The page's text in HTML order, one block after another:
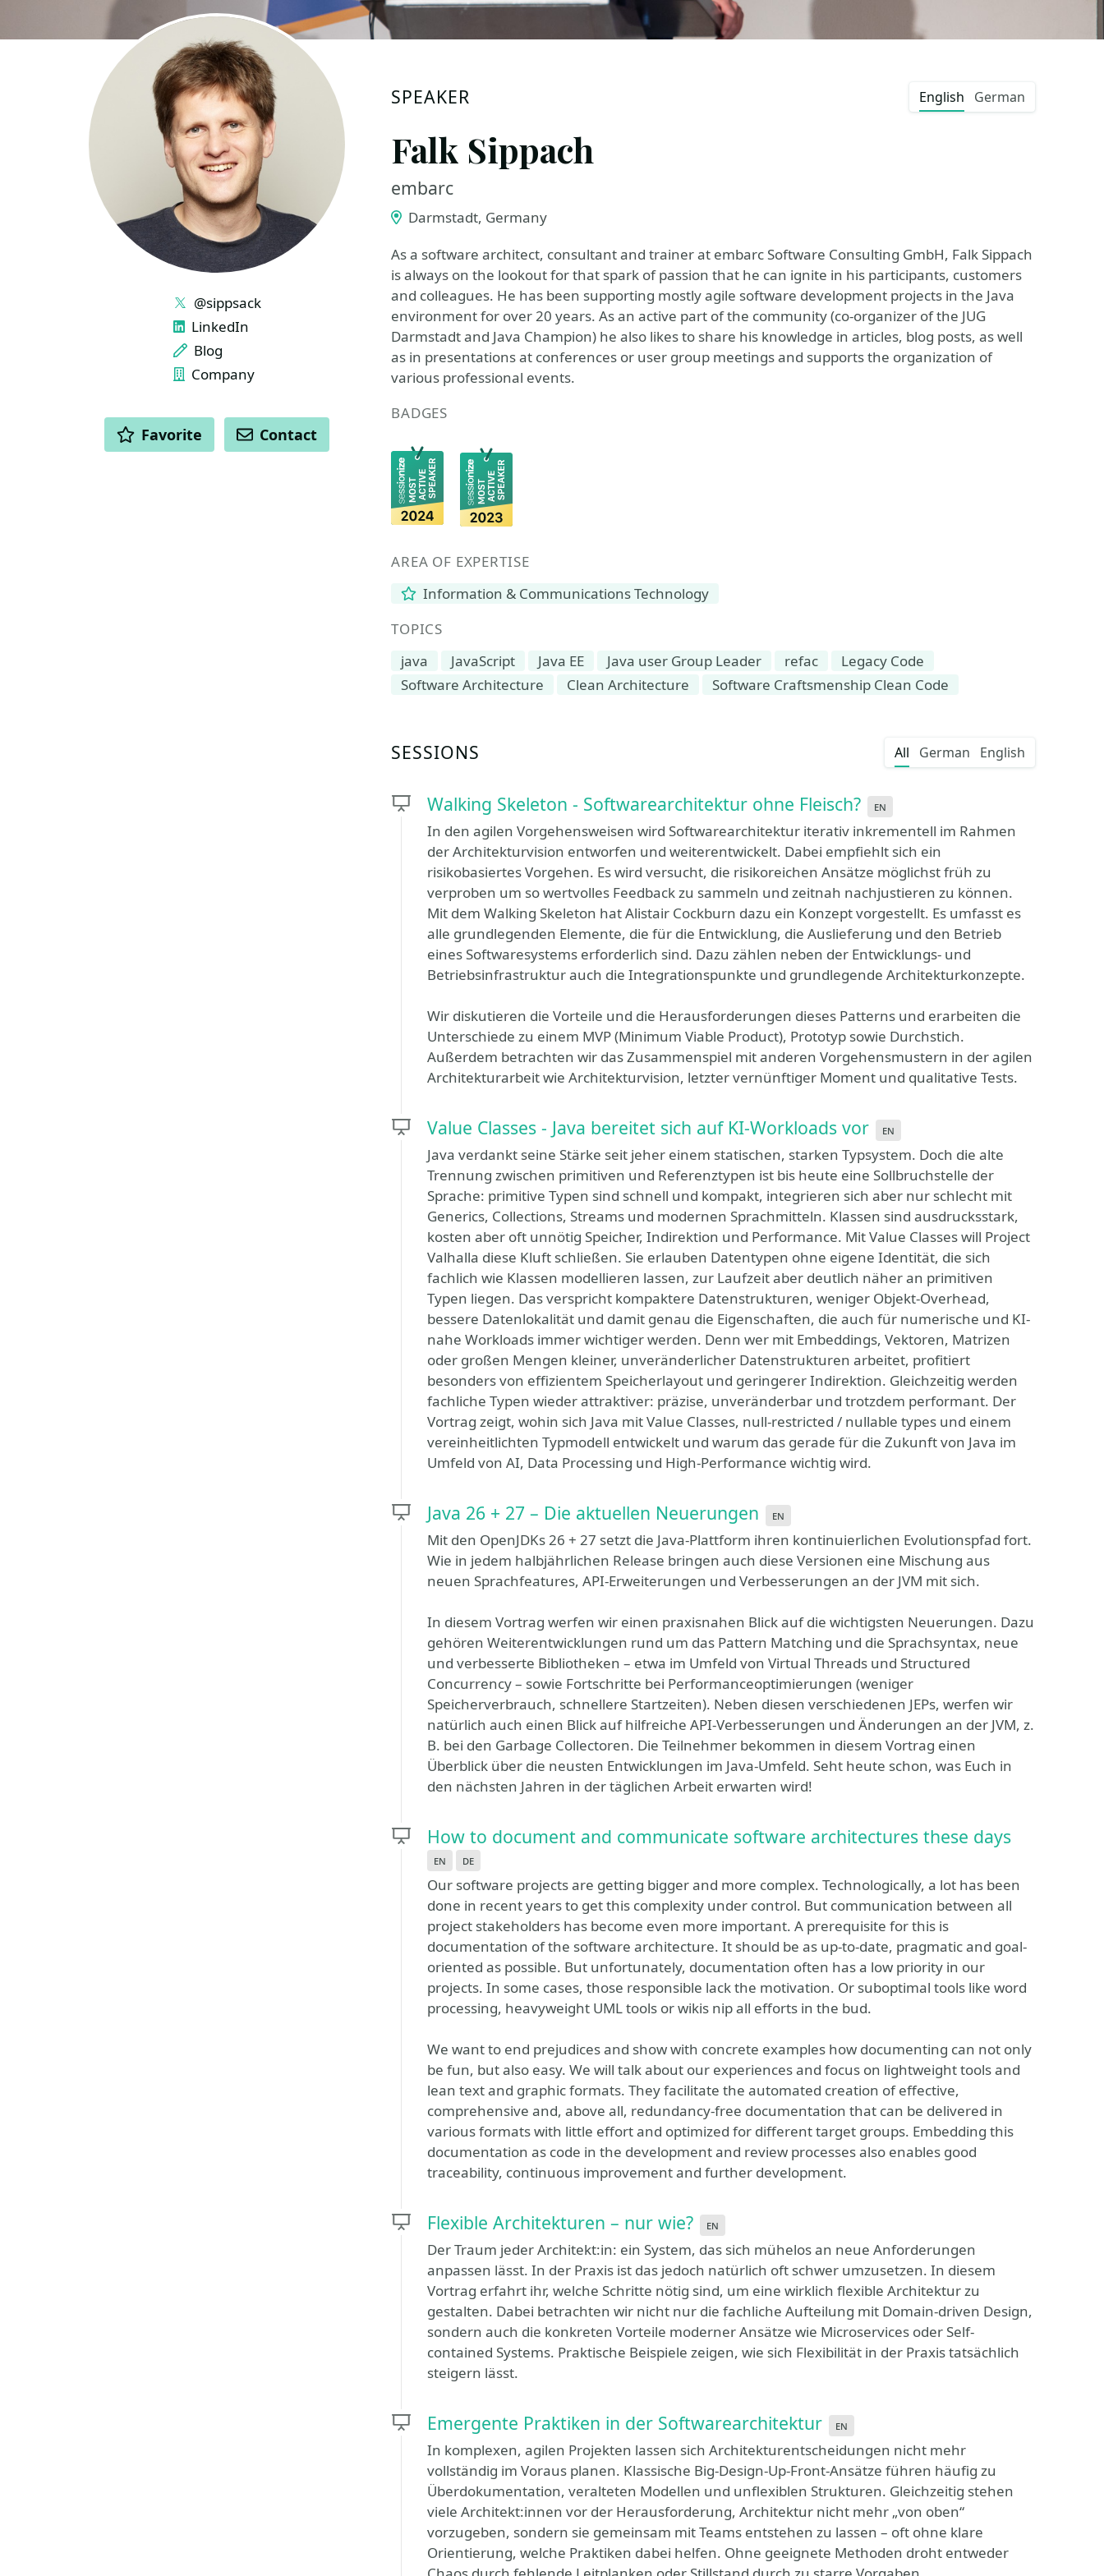
SPEAKER English German
Falk Sippach
embarc
Darmstadt, Germany
As a software architect, consultant and trainer at embarc Software Consulting GmbH, Falk Sippach
is always on the lookout for that spark of passion that he can ignite in his participants, customers
and colleagues. He has been supporting mostly agile software development projects in the Java
environment for over 20 years. As an active part of the community (co-organizer of the JUG
Darmstadt and Java Champion) he also likes to share his knowledge in articles, blog posts, as well
as in presentations at conferences or user group meetings and supports the organization of
various professional events.
BADGES
AREA OF EXPERTISE
Information & Communications Technology
TOPICS
java
JavaScript Java EE Java user Group Leader refac
Legacy Code
Software Architecture
Clean Architecture Software Craftsmenship Clean Code
SESSIONS All German English
Walking Skeleton - Softwarearchitektur ohne Fleisch? en
In den agilen Vorgehensweisen wird Softwarearchitektur iterativ inkrementell im Rahmen
der Architekturvision entworfen und weiterentwickelt. Dabei empfiehlt sich ein
risikobasiertes Vorgehen. Es wird versucht, die risikoreichen Ansätze möglichst früh zu
verproben um so wertvolles Feedback zu sammeln und zeitnah nachjustieren zu können.
Mit dem Walking Skeleton hat Alistair Cockburn dazu ein Konzept vorgestellt. Es umfasst es
alle grundlegenden Elemente, die für die Entwicklung, die Auslieferung und den Betrieb
eines Softwaresystems erforderlich sind. Dazu zählen neben der Entwicklungs- und
Betriebsinfrastruktur auch die Integrationspunkte und grundlegende Architekturkonzepte.
Wir diskutieren die Vorteile und die Herausforderungen dieses Patterns und erarbeiten die
Unterschiede zu einem MVP (Minimum Viable Product), Prototyp sowie Durchstich.
Außerdem betrachten wir das Zusammenspiel mit anderen Vorgehensmustern in der agilen
Architekturarbeit wie Architekturvision, letzter vernünftiger Moment und qualitative Tests.
Value Classes - Java bereitet sich auf KI-Workloads vor en
Java verdankt seine Stärke seit jeher einem statischen, starken Typsystem. Doch die alte
Trennung zwischen primitiven und Referenztypen ist bis heute eine Sollbruchstelle der
Sprache: primitive Typen sind schnell und kompakt, integrieren sich aber nur schlecht mit
Generics, Collections, Streams und modernen Sprachmitteln. Klassen sind ausdrucksstark,
kosten aber oft unnötig Speicher, Indirektion und Performance. Mit Value Classes will Project
Valhalla diese Kluft schließen. Sie erlauben Datentypen ohne eigene Identität, die sich
fachlich wie Klassen modellieren lassen, zur Laufzeit aber deutlich näher an primitiven
Typen liegen. Das verspricht kompaktere Datenstrukturen, weniger Objekt-Overhead,
bessere Datenlokalität und damit genau die Eigenschaften, die auch für numerische und KI-
nahe Workloads immer wichtiger werden. Denn wer mit Embeddings, Vektoren, Matrizen
oder großen Mengen kleiner, unveränderlicher Datenstrukturen arbeitet, profitiert
besonders von effizientem Speicherlayout und geringerer Indirektion. Gleichzeitig werden
fachliche Typen wieder attraktiver: präzise, unveränderbar und trotzdem performant. Der
Vortrag zeigt, wohin sich Java mit Value Classes, null-restricted / nullable types und einem
vereinheitlichten Typmodell entwickelt und warum das gerade für die Zukunft von Java im
Umfeld von AI, Data Processing und High-Performance wichtig wird.
Java 26 + 27 – Die aktuellen Neuerungen en
Mit den OpenJDKs 26 + 27 setzt die Java-Plattform ihren kontinuierlichen Evolutionspfad fort.
Wie in jedem halbjährlichen Release bringen auch diese Versionen eine Mischung aus
neuen Sprachfeatures, API-Erweiterungen und Verbesserungen an der JVM mit sich.
In diesem Vortrag werfen wir einen praxisnahen Blick auf die wichtigsten Neuerungen. Dazu
gehören Weiterentwicklungen rund um das Pattern Matching und die Sprachsyntax, neue
und verbesserte Bibliotheken – etwa im Umfeld von Virtual Threads und Structured
Concurrency – sowie Fortschritte bei Performanceoptimierungen (weniger
Speicherverbrauch, schnellere Startzeiten). Neben diesen verschiedenen JEPs, werfen wir
natürlich auch einen Blick auf hilfreiche API-Verbesserungen und Änderungen an der JVM, z.
B. bei den Garbage Collectoren. Die Teilnehmer bekommen in diesem Vortrag einen
Überblick über die neusten Entwicklungen im Java-Umfeld. Seht heute schon, was Euch in
den nächsten Jahren in der täglichen Arbeit erwarten wird!
How to document and communicate software architectures these days
en de
Our software projects are getting bigger and more complex. Technologically, a lot has been
done in recent years to get this complexity under control. But communication between all
project stakeholders has become even more important. A prerequisite for this is
documentation of the software architecture. It should be as up-to-date, pragmatic and goal-
oriented as possible. But unfortunately, documentation often has a low priority in our
projects. In some cases, those responsible lack the motivation. Or suboptimal tools like word
processing, heavyweight UML tools or wikis nip all efforts in the bud.
We want to end prejudices and show with concrete examples how documenting can not only
be fun, but also easy. We will talk about our experiences and focus on lightweight tools and
lean text and graphic formats. They facilitate the automated creation of effective,
comprehensive and, above all, redundancy-free documentation that can be delivered in
various formats with little effort and optimized for different target groups. Embedding this
documentation as code in the development and review processes also enables good
traceability, continuous improvement and further development.
Flexible Architekturen – nur wie? en
Der Traum jeder Architekt:in: ein System, das sich mühelos an neue Anforderungen
anpassen lässt. In der Praxis ist das jedoch natürlich oft schwer umzusetzen. In diesem
Vortrag erfahrt ihr, welche Schritte nötig sind, um eine wirklich flexible Architektur zu
gestalten. Dabei betrachten wir nicht nur die fachliche Aufteilung mit Domain-driven Design,
sondern auch die konkreten Vorteile moderner Ansätze wie Microservices oder Self-
contained Systems. Praktische Beispiele zeigen, wie sich Flexibilität in der Praxis tatsächlich
steigern lässt.
Emergente Praktiken in der Softwarearchitektur en
In komplexen, agilen Projekten lassen sich Architekturentscheidungen nicht mehr
vollständig im Voraus planen. Klassische Big-Design-Up-Front-Ansätze führen häufig zu
Überdokumentation, veralteten Modellen und unflexiblen Strukturen. Gleichzeitig stehen
viele Architekt:innen vor der Herausforderung, Architektur nicht mehr „von oben“
vorzugeben, sondern sie gemeinsam mit Teams entstehen zu lassen – oft ohne klare
Orientierung, welche Praktiken dabei helfen. Ohne geeignete Methoden droht entweder
LINKS
@sippsack
LinkedIn
Blog
Company
ACTIONS
Favorite Contact